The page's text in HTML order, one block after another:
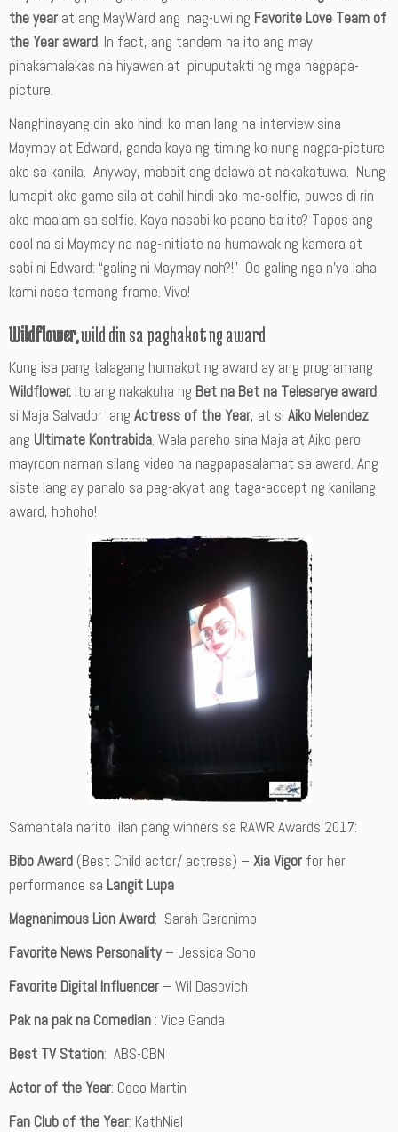
the year at ang MayWard ang nag-uwi ng Favorite Love Team of
the Year award. In fact, ang tandem na ito ang may
pinakamalakas na hiyawan at pinuputakti ng mga nagpapa-
picture.
Nanghinayang din ako hindi ko man lang na-interview sina
Maymay at Edward, ganda kaya ng timing ko nung nagpa-picture
ako sa kanila. Anyway, mabait ang dalawa at nakakatuwa. Nung
lumapit ako game sila at dahil hindi ako ma-selfie, puwes di rin
ako maalam sa selfie. Kaya nasabi ko paano ba ito? Tapos ang
cool na si Maymay na nag-initiate na humawak ng kamera at
sabi ni Edward: “galing ni Maymay noh?!” Oo galing nga n’ya laha
kami nasa tamang frame. Vivo!
Wildflower,wild din sa paghakot ng award
Kung isa pang talagang humakot ng award ay ang programang
Wildflower. Ito ang nakakuha ng Bet na Bet na Teleserye award,
si Maja Salvador ang Actress of the Year, at si Aiko Melendez
ang Ultimate Kontrabida. Wala pareho sina Maja at Aiko pero
mayroon naman silang video na nagpapasalamat sa award. Ang
siste lang ay panalo sa pag-akyat ang taga-accept ng kanilang
award, hohoho!
Samantala narito ilan pang winners sa RAWR Awards 2017:
Bibo Award (Best Child actor/ actress) – Xia Vigor for her
performance sa Langit Lupa
Magnanimous Lion Award: Sarah Geronimo
Favorite News Personality– Jessica Soho
Favorite Digital Influencer – Wil Dasovich
Pak na pak na Comedian : Vice Ganda
Best TV Station: ABS-CBN
Actor of the Year: Coco Martin
Fan Club of the Year: KathNiel